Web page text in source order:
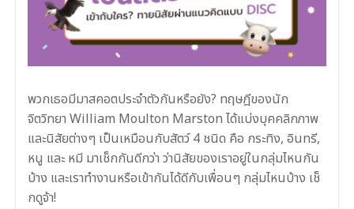
พวกเธอมีมาสคอตประจำตัวกันหรือยัง? ทฤษฎีของนัก
จิตวิทยา William Moulton Marston ได้แบ่งบุคคลิกภาพ
และนิสัยต่างๆ เป็นเหมือนกับสัตว์ 4 ชนิด คือ กระทิง, อินทรี,
หนู และ หมี มาเช็กกันดีกว่า ว่านิสัยของเราอยู่ในกลุ่มไหนกัน
บ้าง และเราทำงานหรือเข้ากันได้ดีกับเพื่อนๆ กลุ่มไหนบ้าง เช็
กดูจ้า!